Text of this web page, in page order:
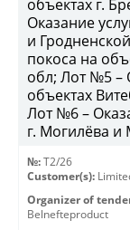
объектах г.
Оказание
и
покоса на
обл; Лот №5 –
объектах
Лот №6 –
г. Могилёва и
№: T2/26
Customer(s):
Organizer of
Belnefteproduct